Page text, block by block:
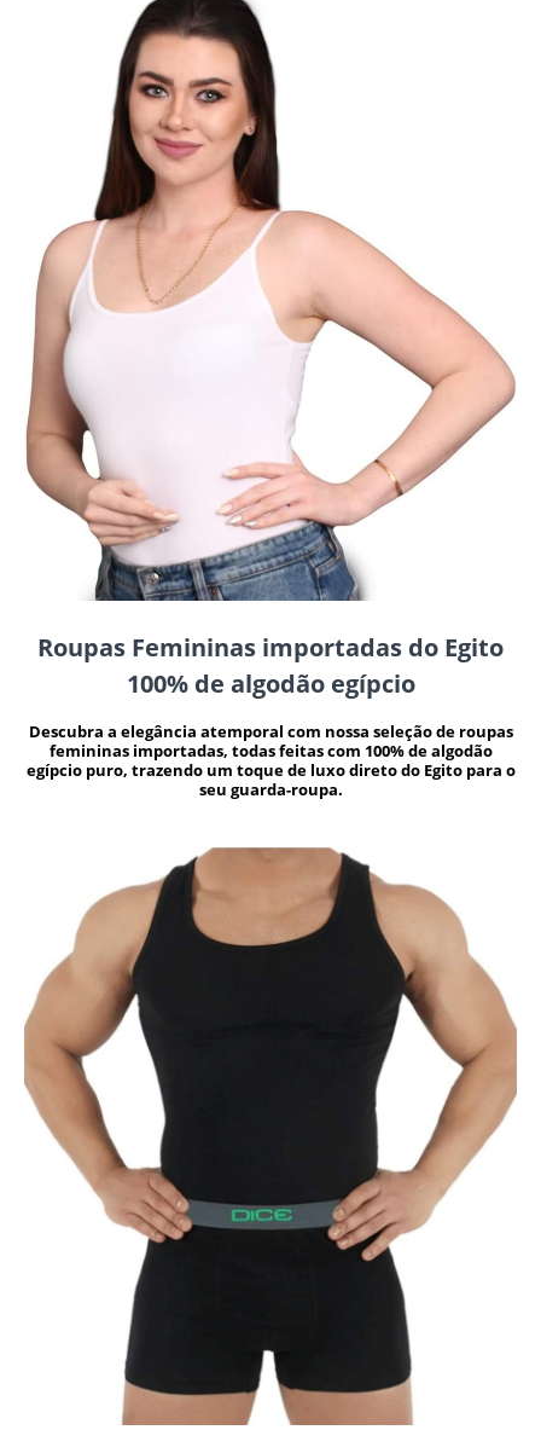
Roupas Femininas importadas do Egito
100% de algodão egípcio
Descubra a elegância atemporal com nossa seleção de roupas
femininas importadas, todas feitas com 100% de algodão
egípcio puro, trazendo um toque de luxo direto do Egito para o
seu guarda-roupa.